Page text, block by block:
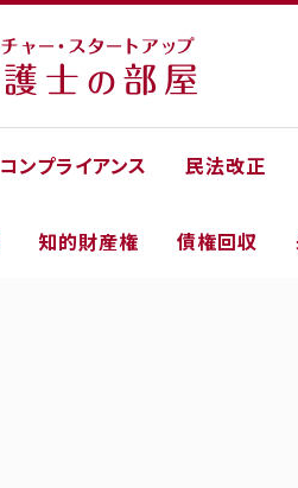
コンプライアンス 民法改正
知的財産権 債権回収